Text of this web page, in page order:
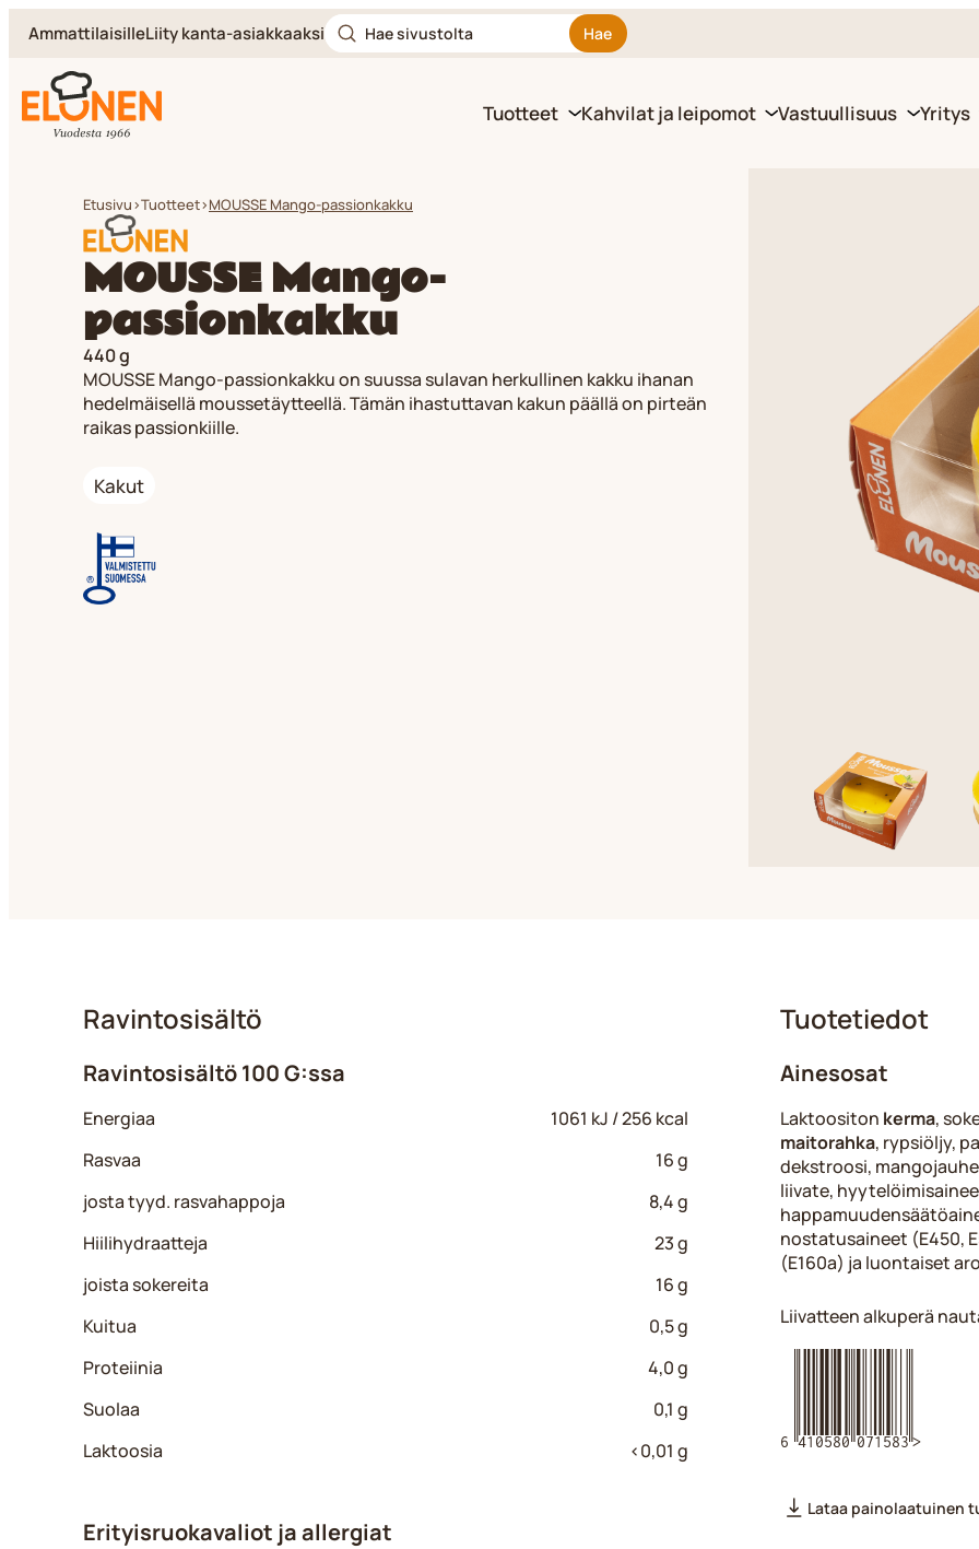
Siirry
sisältöön
AmmattilaisilleLiity kanta-asiakkaaksiHae
sivustolta
Hae
Elonen Tuotteet Kahvilat ja leipomot Vastuullisuus Yritys
Etusivu>Tuotteet>MOUSSE Mango-passionkakku
MOUSSE Mango-
passionkakku
440 g
MOUSSE Mango-passionkakku on suussa sulavan herkullinen kakku ihanan
hedelmäisellä moussetäytteellä. Tämän ihastuttavan kakun päällä on pirteän
raikas passionkiille.
Kakut
Ravintosisältö
Ravintosisältö 100 G:ssa
Energiaa
1061 kJ / 256 kcal
Rasvaa
16 g
josta tyyd. rasvahappoja
8,4 g
Hiilihydraatteja
23 g
joista sokereita
16 g
Kuitua
0,5 g
Proteiinia
4,0 g
Suolaa
0,1 g
Laktoosia
<0,01 g
Erityisruokavaliot ja allergiat
Tuotetiedot
Ainesosat
Laktoositon kerma,
maitorahka, rypsiöljy,
dekstroosi,
liivate,
nostatusaineet (E450,
(E160a) ja luontaiset
Liivatteen alkuperä
Lataa painolaatuinen